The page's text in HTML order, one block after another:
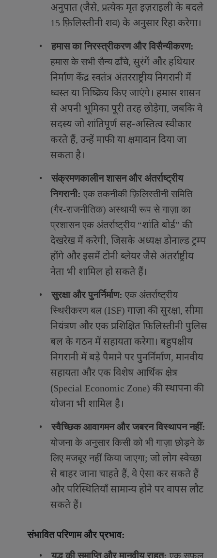
अनुपात (जैसे, प्रत्येक मृत इज़राइली के बदले
15 फ़िलिस्तीनी शव) के अनुसार रिहा करेगा।
•
हमास का निरस्त्रीकरण और विसैन्यीकरण:
हमास के सभी सैन्य ढाँचे, सुरंगें और हथियार
निर्माण केंद्र स्वतंत्र अंतरराष्ट्रीय निगरानी में
ध्वस्त या निष्क्रिय किए जाएंगे। हमास शासन
से अपनी भूमिका पूरी तरह छोड़ेगा, जबकि वे
सदस्य जो शांतिपूर्ण सह-अस्तित्व स्वीकार
करते हैं, उन्हें माफी या क्षमादान दिया जा
सकता है।
•
संक्रमणकालीन शासन और अंतर्राष्ट्रीय
निगरानी: एक तकनीकी फ़िलिस्तीनी समिति
(गैर-राजनीतिक) अस्थायी रूप से गाज़ा का
प्रशासन एक अंतर्राष्ट्रीय “शांति बोर्ड” की
देखरेख में करेगी, जिसके अध्यक्ष डोनाल्ड ट्रम्प
होंगे और इसमें टोनी ब्लेयर जैसे अंतर्राष्ट्रीय
नेता भी शामिल हो सकते हैं।
•
सुरक्षा और पुनर्निर्माण: एक अंतर्राष्ट्रीय
स्थिरीकरण बल (ISF) गाज़ा की सुरक्षा, सीमा
नियंत्रण और एक प्रशिक्षित फ़िलिस्तीनी पुलिस
बल के गठन में सहायता करेगा। बहुपक्षीय
निगरानी में बड़े पैमाने पर पुनर्निर्माण, मानवीय
सहायता और एक विशेष आर्थिक क्षेत्र
(Special Economic Zone) की स्थापना की
योजना भी शामिल है।
•
स्वैच्छिक आवागमन और जबरन विस्थापन नहीं:
योजना के अनुसार किसी को भी गाज़ा छोड़ने के
लिए मजबूर नहीं किया जाएगा; जो लोग स्वेच्छा
से बाहर जाना चाहते हैं, वे ऐसा कर सकते हैं
और परिस्थितियाँ सामान्य होने पर वापस लौट
सकते हैं।
संभावित परिणाम और प्रभाव:
• युद्ध की समाप्ति और मानवीय राहत: एक सफल